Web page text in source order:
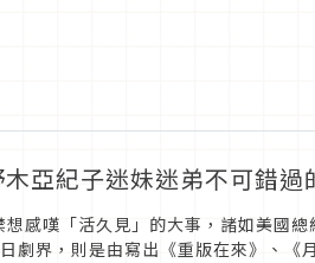
亞紀子迷妹迷弟不可錯過
感嘆「活久見」的大事，諸如美國
劇界，則是由寫出《重版在來》、《